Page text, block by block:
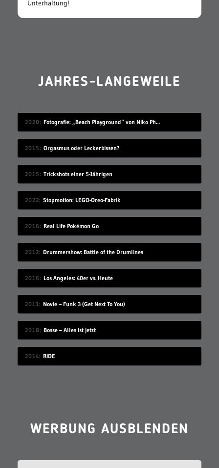
Unterhaltung!
JAHRES-LANGEWEILE
2020 Fotografie: „Beach Playground“ von Niko Photographisme
2015 Orgasmus oder Leckerbissen?
2015 Trickshots einer 5-Jährigen
2022 Stopmotion: LEGO-Oreo-Fabrik
2016 Real Life Pokémon Go
2012 Drummershow: Battle of the Drumlines
2016 Los Angeles: 40er vs. Heute
2011 Novie – Funk 3 (Get Next To You)
2018 Bosse – Alles ist jetzt
2014 RIDE
WERBUNG AUSBLENDEN